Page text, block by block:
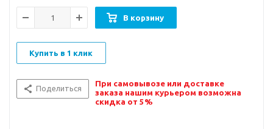
В корзину
Купить в 1 клик
Поделиться
При самовывозе или доставке
заказа нашим курьером возможна
скидка от 5%